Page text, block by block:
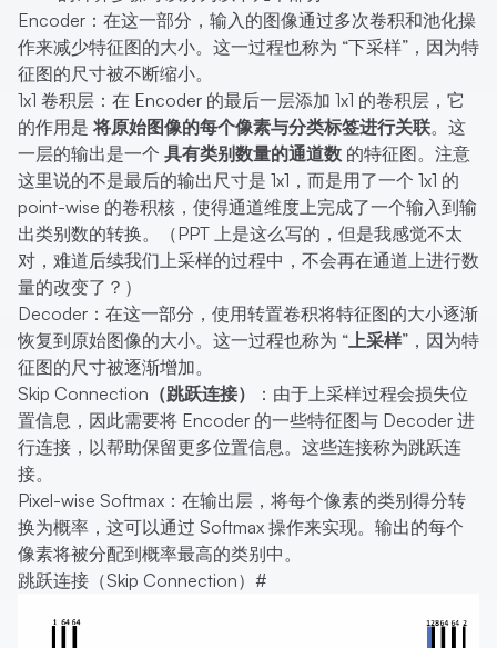
Encoder：在这一部分，输入的图像通过多次卷积和池化操
作来减少特征图的大小。这一过程也称为 “下采样”，因为特
征图的尺寸被不断缩小。
1x1 卷积层：在 Encoder 的最后一层添加 1x1 的卷积层，它
的作用是将原始图像的每个像素与分类标签进行关联。这
一层的输出是一个 具有类别数量的通道数 的特征图。注意
这里说的不是最后的输出尺寸是 1x1，而是用了一个 1x1 的
point-wise 的卷积核，使得通道维度上完成了一个输入到输
出类别数的转换。（PPT 上是这么写的，但是我感觉不太
对，难道后续我们上采样的过程中，不会再在通道上进行数
量的改变了？）
Decoder：在这一部分，使用转置卷积将特征图的大小逐渐
恢复到原始图像的大小。这一过程也称为 “上采样” ，因为特
征图的尺寸被逐渐增加。
Skip Connection（跳跃连接）
：由于上采样过程会损失位
置信息，因此需要将 Encoder 的一些特征图与 Decoder 进
行连接，以帮助保留更多位置信息。这些连接称为跳跃连
接。
Pixel-wise Softmax：在输出层，将每个像素的类别得分转
换为概率，这可以通过 Softmax 操作来实现。输出的每个
像素将被分配到概率最高的类别中。
跳跃连接（Skip Connection） #